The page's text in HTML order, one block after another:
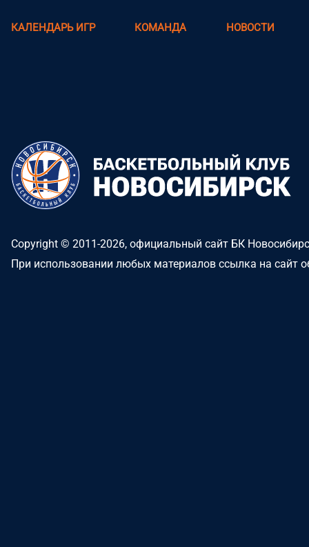
КАЛЕНДАРЬ ИГР КОМАНДА НОВОСТИ
Copyright © 2011-2026, официальный сайт БК
При использовании любых материалов ссылка на сайт